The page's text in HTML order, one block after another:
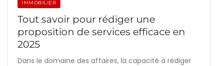
IMMOBILIER
Tout savoir pour rédiger une
proposition de services efficace en
2025
Dans le domaine des affaires, la capacité à rédiger